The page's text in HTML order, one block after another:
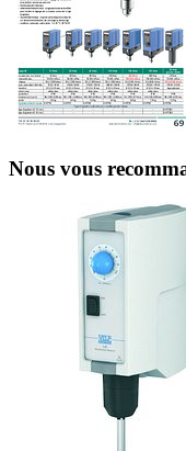
Nous vous